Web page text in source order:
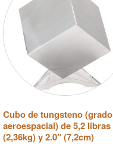
Cubo de tungsteno (grado
aeroespacial) de 5,2 libras
(2,36kg) y 2.0″ (7,2cm)